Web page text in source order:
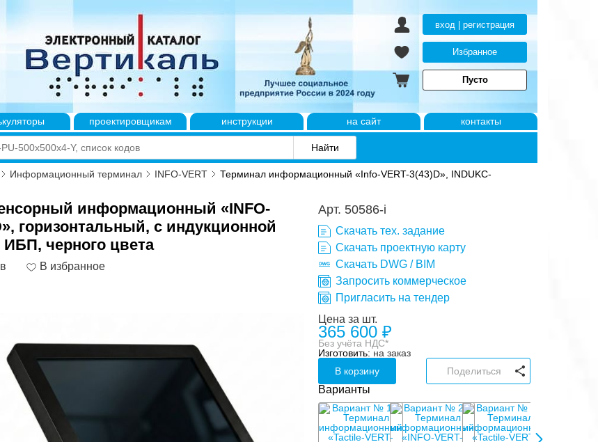
вход | регистрация
Избранное
Пусто
проектировщикам инструкции на сайт контакты
Информационный терминал INFO-VERT
Терминал информационный «Info-VERT-3(43)D», INDUKC-
информационный «INFO-
горизонтальный, с индукционной
ИБП, черного цвета
Арт. 50586-i
Скачать тех. задание
Скачать проектную карту
Скачать DWG / BIM
Запросить коммерческое
Пригласить на тендер
Цена за шт.
365 600 ₽
Без учёта НДС*
Изготовить: на заказ
В корзину
Поделиться
Варианты